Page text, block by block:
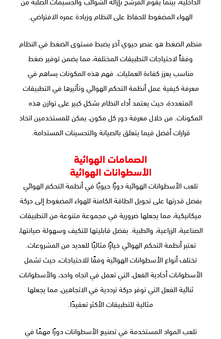
الهواء المضغوط للحفاظ على النظام وزيادة عمره الافتراضي.
منظم الضغط هو عنصر حيوي آخر يضبط مستوى الضغط في النظام
وفقاً لاحتياجات التطبيقات المختلفة، مما يضمن توفير ضغط
مناسب يعزز كفاءة العمليات. فهم هذه المكونات يساهم في
معرفة كيفية عمل أنظمة التحكم الهوائي وتأثيرها في التطبيقات
المتعددة، حيث يعتمد أداء النظام بشكل كبير على توازن هذه
المكونات. من خلال معرفة دور كل مكون، يمكن للمستخدمين اتخاذ
قرارات أفضل فيما يتعلق بالصيانة والتحسينات المستدامة.
الصمامات الهوائية
الأسطوانات الهوائية
تلعب الأسطوانات الهوائية دورًا حيويًا في أنظمة التحكم الهوائي
بفضل قدرتها على تحويل الطاقة الكامنة للهواء المضغوط إلى حركة
ميكانيكية، مما يجعلها ضرورية في مجموعة متنوعة من التطبيقات
الصناعية، الزراعية، والطبية. بفضل قابليتها للتكيف وسهولة صيانتها،
تعتبر أنظمة التحكم الهوائي خيارًا مثاليًا للعديد من المشروعات.
تختلف أنواع الأسطوانات الهوائية وفقًا للاحتياجات، حيث تشمل
الأسطوانات أحادية الفعل، التي تعمل في اتجاه واحد، والأسطوانات
ثنائية الفعل التي توفر حركة ترددية في الاتجاهين، مما يجعلها
مثالية للتطبيقات الأكثر تعقيدًا.
تلعب المواد المستخدمة في تصنيع الأسطوانات دورًا مهمًا في